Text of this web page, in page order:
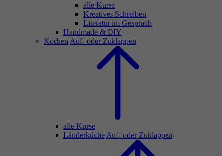
alle Kurse
Kreatives Schreiben
Literatur im Gespräch
Handmade & DIY
Kochen Auf- oder Zuklappen
alle Kurse
Länderküche Auf- oder Zuklappen